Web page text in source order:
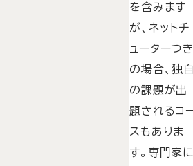
を含みます
が、ネットチ
ューターつ
の場合、独
の課題が出
題されるコ
スもありま
す。専門家